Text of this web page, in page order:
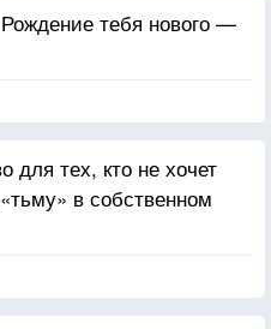
тебя нового —
для тех, кто не хочет
в собственном